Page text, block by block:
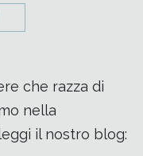
che razza di
nella
il nostro blog: